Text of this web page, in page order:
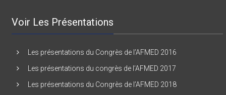
Voir Les Présentations
Les présentations du Congrès de l’AFMED 2016
Les présentations du congrès de l’AFMED 2017
Les présentations du Congrès de l’AFMED 2018